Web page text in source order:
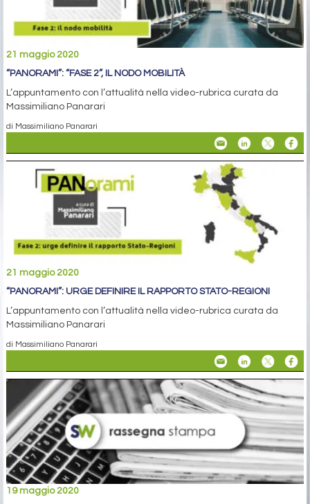
21 maggio 2020
“PANORAMI”: “FASE 2”, IL NODO MOBILITÀ
L’appuntamento con l’attualità nella video-rubrica curata da
Massimiliano Panarari
di Massimiliano Panarari
21 maggio 2020
“PANORAMI”: URGE DEFINIRE IL RAPPORTO STATO-REGIONI
L’appuntamento con l’attualità nella video-rubrica curata da
Massimiliano Panarari
di Massimiliano Panarari
19 maggio 2020